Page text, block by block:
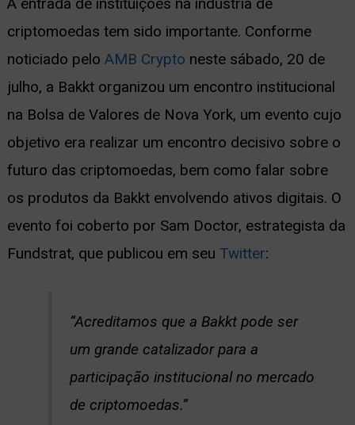
criptomoedas tem sido importante. Conforme
noticiado pelo AMB Crypto neste sábado, 20 de
julho, a Bakkt organizou um encontro institucional
na Bolsa de Valores de Nova York, um evento cujo
objetivo era realizar um encontro decisivo sobre o
futuro das criptomoedas, bem como falar sobre
os produtos da Bakkt envolvendo ativos digitais. O
evento foi coberto por Sam Doctor, estrategista da
Fundstrat, que publicou em seu Twitter:
“Acreditamos que a Bakkt pode ser
um grande catalizador para a
participação institucional no mercado
de criptomoedas.”